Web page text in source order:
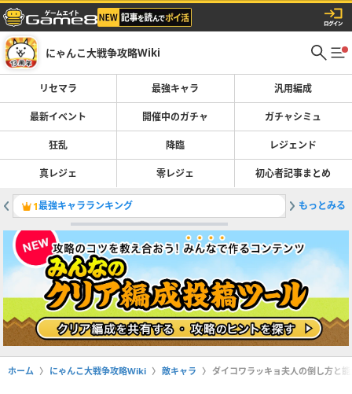
にゃんこ大戦争攻略Wiki
リセマラ 最強キャラ 汎用編成
最新イベント 開催中のガチャ ガチャシミュ
狂乱 降臨 レジェンド
真レジェ 零レジェ 初心者記事まとめ
1最強キャラランキング 2鉄腕！
もっとみる
ホーム にゃんこ大戦争攻略Wiki 敵キャラ ダイコワラッキョ夫人の倒し方と